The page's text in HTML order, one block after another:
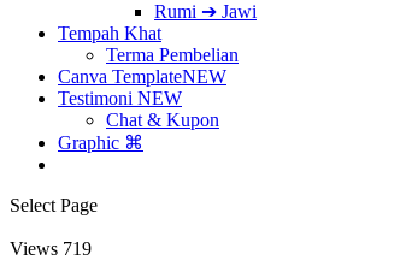
Rumi ➔ Jawi
Tempah Khat
Terma Pembelian
Canva TemplateNEW
Testimoni NEW
Chat & Kupon
Graphic ⌘
Select Page
Views 719